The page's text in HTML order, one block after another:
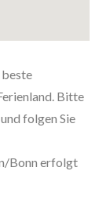
Bitte
folgen Sie
Bonn erfolgt